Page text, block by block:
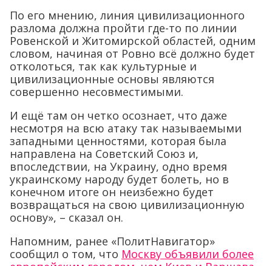
По его мнению, линия цивилизационного
разлома должна пройти где-то по линии
Ровенской и Житомирской областей, одним
словом, начиная от Ровно всё должно будет
отколоться, так как культурные и
цивилизационные основы являются
совершенно несовместимыми.
И ещё там он четко осознает, что даже
несмотря на всю атаку так называемыми
западными ценностями, которая была
направлена на Советский Союз и,
впоследствии, на Украину, одно время
украинскому народу будет болеть, но в
конечном итоге он неизбежно будет
возвращаться на свою цивилизационную
основу», – сказал он.
Напомним, ранее «ПолитНавигатор»
сообщил о том, что Москву объявили более